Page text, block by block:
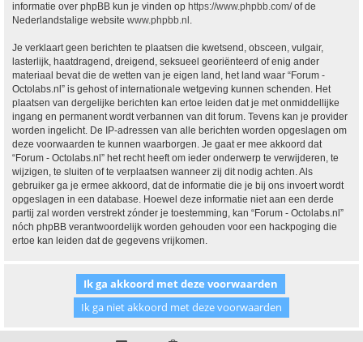
informatie over phpBB kun je vinden op https://www.phpbb.com/of de
Nederlandstalige website www.phpbb.nl .
Je verklaart geen berichten te plaatsen die kwetsend, obsceen, vulgair,
lasterlijk, haatdragend, dreigend, seksueel georiënteerd of enig ander
materiaal bevat die de wetten van je eigen land, het land waar “Forum -
Octolabs.nl” is gehost of internationale wetgeving kunnen schenden. Het
plaatsen van dergelijke berichten kan ertoe leiden dat je met onmiddellijke
ingang en permanent wordt verbannen van dit forum. Tevens kan je provider
worden ingelicht. De IP-adressen van alle berichten worden opgeslagen om
deze voorwaarden te kunnen waarborgen. Je gaat er mee akkoord dat
“Forum - Octolabs.nl” het recht heeft om ieder onderwerp te verwijderen, te
wijzigen, te sluiten of te verplaatsen wanneer zij dit nodig achten. Als
gebruiker ga je ermee akkoord, dat de informatie die je bij ons invoert wordt
opgeslagen in een database. Hoewel deze informatie niet aan een derde
partij zal worden verstrekt zónder je toestemming, kan “Forum - Octolabs.nl”
nóch phpBB verantwoordelijk worden gehouden voor een hackpoging die
ertoe kan leiden dat de gegevens vrijkomen.